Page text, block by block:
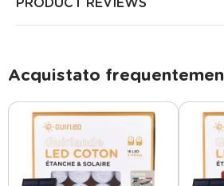
PRODUCT REVIEWS
Acquistato